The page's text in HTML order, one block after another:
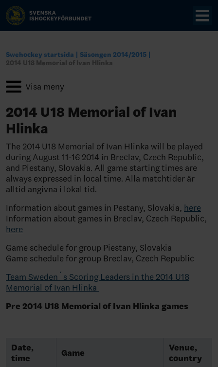
Swehockey startsida
Säsongen 2014/2015
2014 U18 Memorial of Ivan Hlinka
2014 U18 Memorial of Ivan
Hlinka
The 2014 U18 Memorial of Ivan Hlinka will be played
during August 11-16 2014 in Breclav, Czech Republic,
and Piestany, Slovakia. All game starting times are
always expressed in local time. Alla matchtider är
alltid angivna i lokal tid.
Information about games in Pestany, Slovakia, here
Information about games in Breclav, Czech Republic,
here
Game schedule for group Piestany, Slovakia
Game schedule for group Breclav, Czech Republic
Team Sweden´s Scoring Leaders in the 2014 U18
Memorial of Ivan Hlinka
Pre 2014 U18 Memorial of Ivan Hlinka games
Date,
time
Game
Venue,
country